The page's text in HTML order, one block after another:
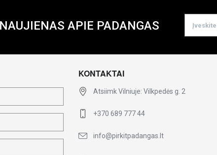
APIE PADANGAS
KONTAKTAI
Atsiimk Vilniuje: Vilkpedės g. 2
+370 689 777 44
info@pirkitpadangas.lt